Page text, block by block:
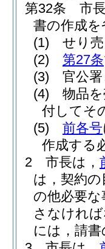
第32条
市
書の作成
(1)
せり
(2)
第27条
(3)
官公
(4)
物品
付してそ
(5)
前各号
作成する
2
市長は，
は，契約
の他必要
さなけれ
には，請